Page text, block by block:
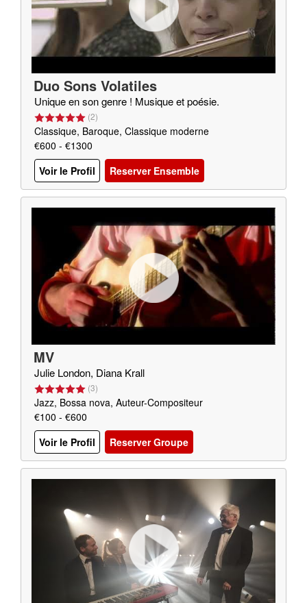
Duo Sons Volatiles
Unique en son genre ! Musique et poésie.
(2)
Classique, Baroque, Classique moderne
€600 - €1300
Voir le Profil
Reserver Ensemble
MV
Julie London, Diana Krall
(3)
Jazz, Bossa nova, Auteur-Compositeur
€100 - €600
Voir le Profil
Reserver Groupe